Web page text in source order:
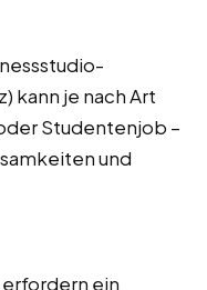
kann je nach Art
Studentenjob –
und
ein